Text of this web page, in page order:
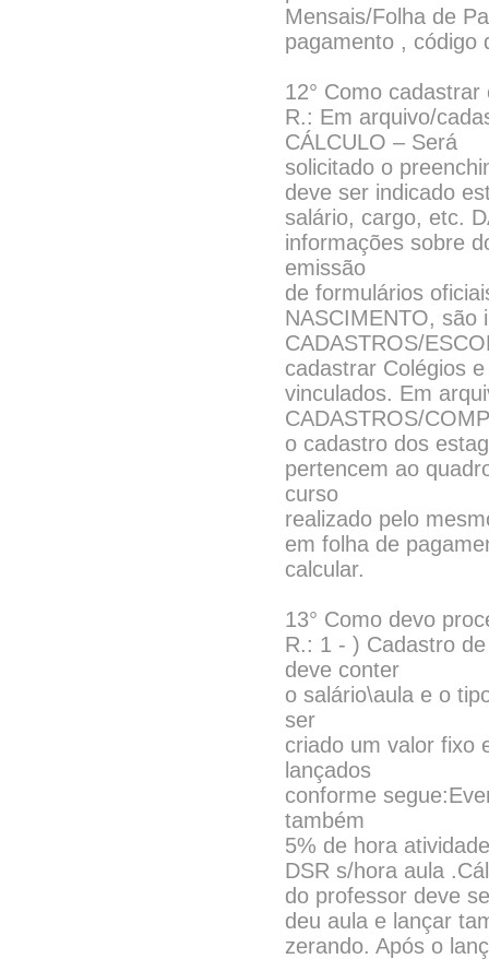
Mensais/Folha de
pagamento , código
12° Como
R.: Em arquivo/
CÁLCULO – Será
solicitado o
deve ser indicado
salário, cargo, etc.
informações sobre
emissão
de formulários
NASCIMENTO, são
CADASTROS/
cadastrar Colégios
vinculados. Em
CADASTROS/
o cadastro dos
pertencem ao
curso
realizado pelo
em folha de
calcular.
13° Como devo
R.: 1 - ) Cadastro
deve conter
o salário\aula e o
ser
criado um valor fixo
lançados
conforme
também
5% de hora
DSR s/hora aula
do professor deve
deu aula e lançar
zerando. Após o